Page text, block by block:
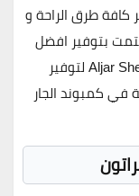
كافة طرق الراحة و
بتوفير افضل
المميزات داخل كمبوند الجار شيراتون Aljar Sheraton لتوفير
كمبوند الجار